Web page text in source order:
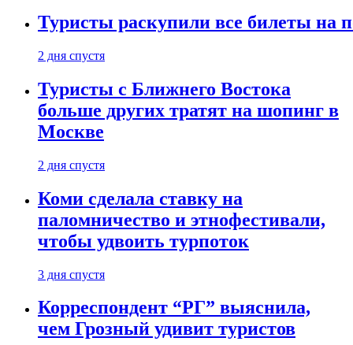
Туристы раскупили все билеты на
2 дня спустя
Туристы с Ближнего Востока
больше других тратят на шопинг в
Москве
2 дня спустя
Коми сделала ставку на
паломничество и этнофестивали,
чтобы удвоить турпоток
3 дня спустя
Корреспондент “РГ” выяснила,
чем Грозный удивит туристов